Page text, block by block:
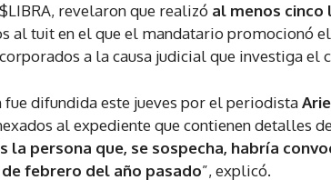
revelaron que realizó al menos cinco
al tuit en el que el mandatario promocionó
a la causa judicial que investiga el
fue difundida este jueves por el periodista
al expediente que contienen detalles
la persona que, se sospecha, habría
febrero del año pasado”, explicó.